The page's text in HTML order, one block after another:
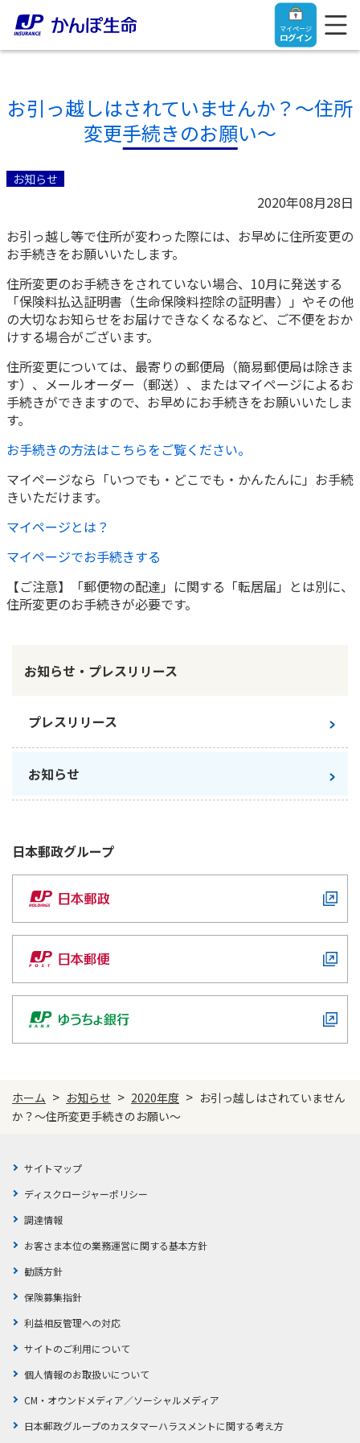
マイページ
ログイン
ご契約者さま
ご契約者さま
マイページログイン
入院保険金・手術保険金のご請求
お手続き一覧
きっかけ・できごとから探す
マイページでできること
新規登録
ご契約内容の確認
お客さまに関する情報等の確認の取り組み
各種サービス・お知らせ
かんぽプラチナライフサービス
ご契約のしおり・約款（Web約款）
保険用語集
お問い合わせ
保険をご検討中のお客さま
保険をご検討中のお客さま
終身保険
定期保険
長寿支援保険
お見積りシミュレーション
保険かんたん診断
ご契約手続きの流れ
保険用語集
お問い合わせ
法人のお客さま
【まずはご相談ください】企業経営でお悩みの方はこ
ちら
法人のお客さま向け商品一覧
お役立ち情報
かんぽ生命の団体取扱い
お問い合わせ先
お役立ち情報
保険
医療
お金
子育て
すこやか健康ラボ
ラジオ体操・みんなの体操
かんぽ生命について
ご挨拶
経営理念・経営戦略
会社概要
財務情報
日本郵政グループとしての取り組み
CM・オウンドメディア／ソーシャルメディア
お客さまの声／お客さまサービス向上の取組み
かんぽジャンクション
お問い合わせ
サステナビリティ
株主・投資家のみなさまへ
English
お引っ越しはされていませんか？～住所
変更手続きのお願い～
お知らせ
2020年08月28日
お引っ越し等で住所が変わった際には、お早めに住所変更の
お手続きをお願いいたします。
住所変更のお手続きをされていない場合、10月に発送する
「保険料払込証明書（生命保険料控除の証明書）」やその他
の大切なお知らせをお届けできなくなるなど、ご不便をおか
けする場合がございます。
住所変更については、最寄りの郵便局（簡易郵便局は除きま
す）、メールオーダー（郵送）、またはマイページによるお
手続きができますので、お早めにお手続きをお願いいたしま
す。
お手続きの方法はこちらをご覧ください。
マイページなら「いつでも・どこでも・かんたんに」お手続
きいただけます。
マイページとは？
マイページでお手続きする
【ご注意】「郵便物の配達」に関する「転居届」とは別に、
住所変更のお手続きが必要です。
お知らせ・プレスリリース
プレスリリース
お知らせ
日本郵政グループ
ホーム > お知らせ > 2020年度 > お引っ越しはされていません
か？～住所変更手続きのお願い～
サイトマップ
ディスクロージャーポリシー
調達情報
お客さま本位の業務運営に関する基本方針
勧誘方針
保険募集指針
利益相反管理への対応
サイトのご利用について
個人情報のお取扱いについて
CM・オウンドメディア／ソーシャルメディア
日本郵政グループのカスタマーハラスメントに関する考え方